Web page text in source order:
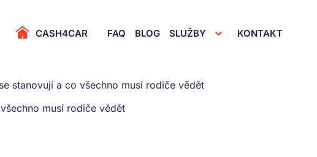
CASH4CAR FAQ BLOG SLUŽBY KONTAKT
stanovují a co všechno musí rodiče vědět